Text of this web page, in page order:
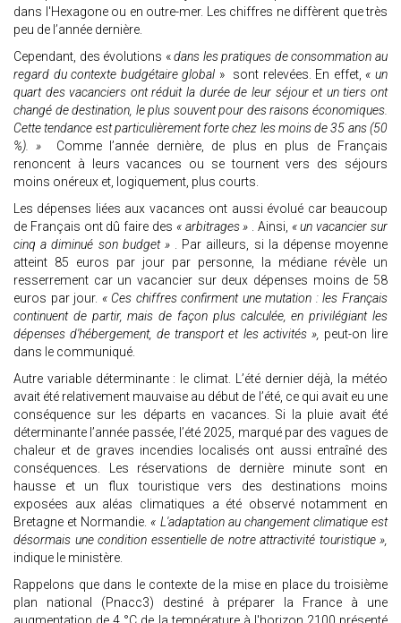
dans l'Hexagone ou en outre-mer. Les chiffres ne diffèrent que très
peu de l’année dernière.
Cependant, des évolutions «dans les pratiques de consommation au
regard du contexte budgétaire global » sont relevées. En effet, « un
quart des vacanciers ont réduit la durée de leur séjour et un tiers ont
changé de destination, le plus souvent pour des raisons économiques.
Cette tendance est particulièrement forte chez les moins de 35 ans (50
%). »
Comme l’année dernière, de plus en plus de Français
renoncent à leurs vacances ou se tournent vers des séjours
moins onéreux et, logiquement, plus courts.
Les dépenses liées aux vacances ont aussi évolué car beaucoup
de Français ont dû faire des « arbitrages » . Ainsi, « un vacancier sur
cinq a diminué son budget » . Par ailleurs, si la dépense moyenne
atteint 85 euros par jour par personne, la médiane révèle un
resserrement car un vacancier sur deux dépenses moins de 58
euros par jour. « Ces chiffres confirment une mutation : les Français
continuent de partir, mais de façon plus calculée, en privilégiant les
dépenses d'hébergement, de transport et les activités », peut-on lire
dans le communiqué.
Autre variable déterminante : le climat. L’été dernier déjà, la météo
avait été relativement mauvaise au début de l’été, ce qui avait eu une
conséquence sur les départs en vacances. Si la pluie avait été
déterminante l’année passée, l’été 2025, marqué par des vagues de
chaleur et de graves incendies localisés ont aussi entraîné des
conséquences. Les réservations de dernière minute sont en
hausse et un flux touristique vers des destinations moins
exposées aux aléas climatiques a été observé notamment en
Bretagne et Normandie. « L'adaptation au changement climatique est
désormais une condition essentielle de notre attractivité touristique »,
indique le ministère.
Rappelons que dans le contexte de la mise en place du troisième
plan national (Pnacc3) destiné à préparer la France à une